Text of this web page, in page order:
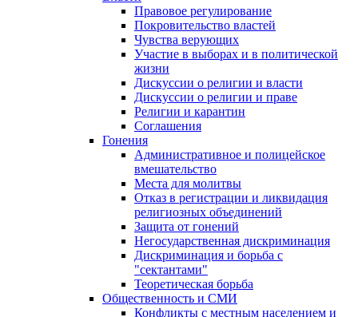
Правовое регулирование
Покровительство властей
Чувства верующих
Участие в выборах и в политической
жизни
Дискуссии о религии и власти
Дискуссии о религии и праве
Религии и карантин
Соглашения
Гонения
Административное и полицейское
вмешательство
Места для молитвы
Отказ в регистрации и ликвидация
религиозных объединений
Защита от гонений
Негосударственная дискриминация
Дискриминация и борьба с
"сектантами"
Теоретическая борьба
Общественность и СМИ
Конфликты с местным населением и